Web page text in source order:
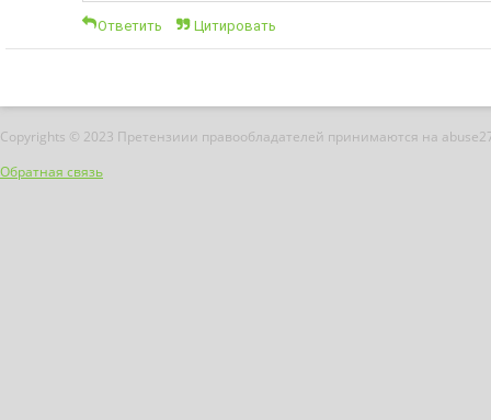
Ответить Цитировать
Copyrights © 2023 Претензиии правообладателей принимаются на
Обратная связь